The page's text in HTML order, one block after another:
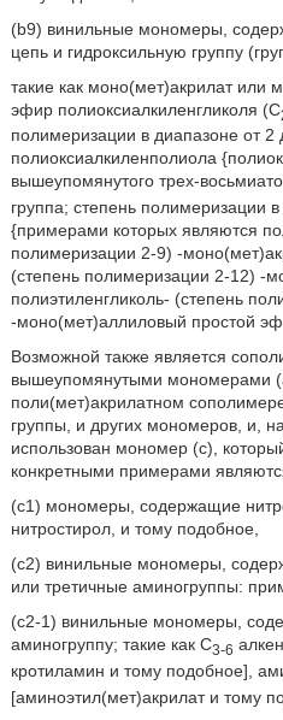
(b9) винильные мономеры,
цепь и гидроксильную группу
такие как моно(мет)акрилат или
эфир полиоксиалкиленгликоля (С
полимеризации в диапазоне от 2
полиоксиалкиленполиола
вышеупомянутого трех-
группа; степень полимеризации
{примерами которых являются
полимеризации 2-9) -
(степень полимеризации 2-12) -
полиэтиленгликоль- (степень
-моно(мет)аллиловый простой
Возможной также является
вышеупомянутыми мономерами
поли(мет)акрилатном
группы, и других мономеров, и,
использован мономер (с),
конкретными примерами
(c1) мономеры, содержащие
нитростирол, и тому подобное,
(с2) винильные мономеры,
или третичные аминогруппы:
(с2-1) винильные мономеры,
аминогруппу; такие как С3-6
кротиламин и тому подобное],
[аминоэтил(мет)акрилат и тому